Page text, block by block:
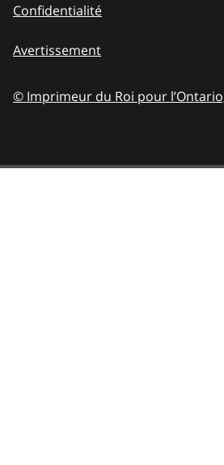
Confidentialité
Avertissement
© Imprimeur du Roi pour